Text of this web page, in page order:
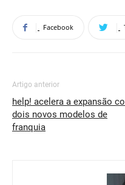
Facebook
Artigo anterior
help! acelera a expansão
dois novos modelos de
franquia